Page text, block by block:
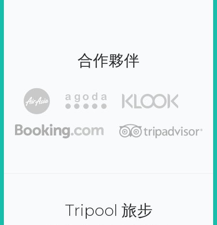
合作夥伴
Tripool 旅步